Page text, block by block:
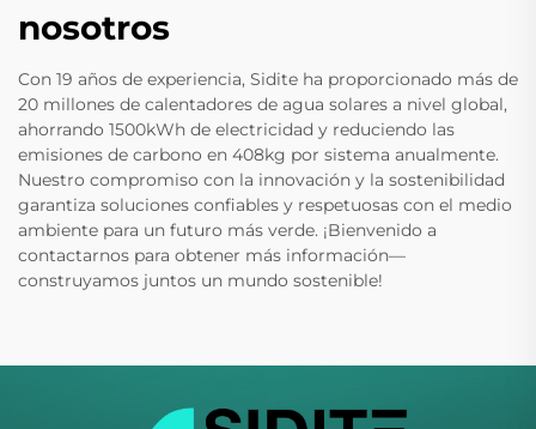
nosotros
Con 19 años de experiencia, Sidite ha proporcionado más de
20 millones de calentadores de agua solares a nivel global,
ahorrando 1500kWh de electricidad y reduciendo las
emisiones de carbono en 408kg por sistema anualmente.
Nuestro compromiso con la innovación y la sostenibilidad
garantiza soluciones confiables y respetuosas con el medio
ambiente para un futuro más verde. ¡Bienvenido a
contactarnos para obtener más información—
construyamos juntos un mundo sostenible!